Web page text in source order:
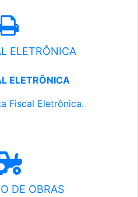
ELETRÔNICA
ELETRÔNICA
Fiscal Eletrônica.
DE OBRAS